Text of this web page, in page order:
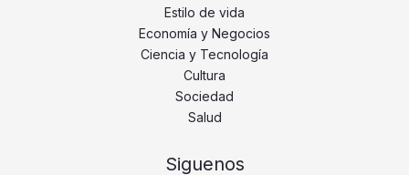
Estilo de vida
Economía y Negocios
Ciencia y Tecnología
Cultura
Sociedad
Salud
Siguenos